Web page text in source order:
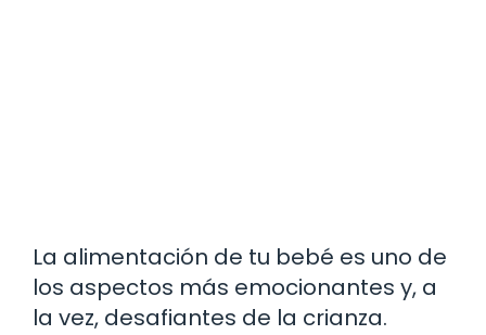
La alimentación de tu bebé es uno de
los aspectos más emocionantes y, a
la vez, desafiantes de la crianza.